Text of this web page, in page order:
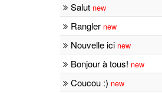
Salut new
Rangler new
Nouvelle ici new
Bonjour à tous! new
Coucou :) new